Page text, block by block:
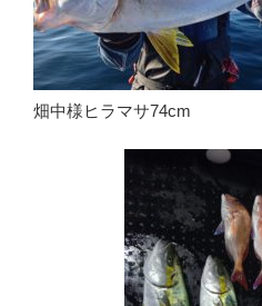
畑中様ヒラマサ74cm